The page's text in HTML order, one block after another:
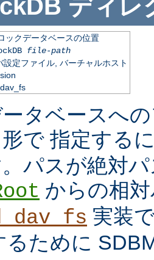
ディレ
ックデータベースの位置
file-path
設定ファイル, バーチャルホスト
タベースへ
で 指定する
パスが絶対
からの相
実装
るために